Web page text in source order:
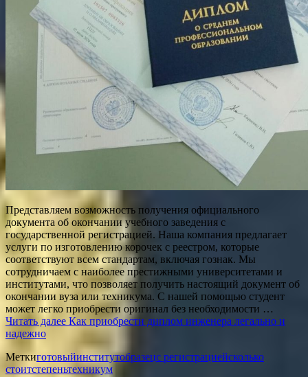
Представляем возможность получения официального
документа об окончании учебного заведения с
государственной регистрацией. Наша компания предлагает
услуги по изготовлению корочек с реестром, которые
соответствуют всем стандартам, включая гознак. Мы
сотрудничаем с наиболее престижными университетами и
институтами, что позволяет получить настоящий документ об
окончании вуза или техникума. С нашей помощью студент
может легко приобрести оригинал без необходимости …
Читать далее Как приобрести диплом инженера легально и
надежно
Меткиготовыйинститутобразецс регистрациейсколько
стоитстепеньтехникум